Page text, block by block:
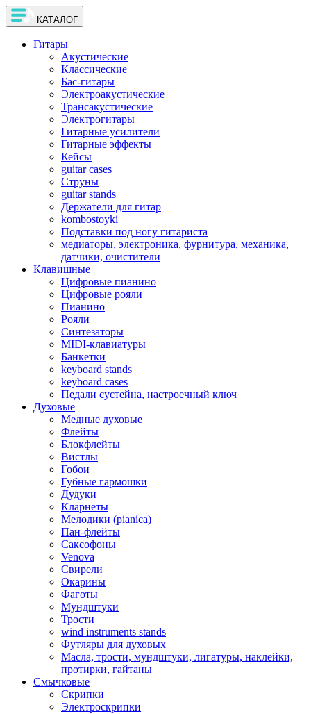
КАТАЛОГ
Гитары
Акустические
Классические
Бас-гитары
Электроакустические
Трансакустические
Электрогитары
Гитарные усилители
Гитарные эффекты
Кейсы
guitar cases
Струны
guitar stands
Держатели для гитар
kombostoyki
Подставки под ногу гитариста
медиаторы, электроника, фурнитура, механика,
датчики, очистители
Клавишные
Цифровые пианино
Цифровые рояли
Пианино
Рояли
Синтезаторы
MIDI-клавиатуры
Банкетки
keyboard stands
keyboard cases
Педали сустейна, настроечный ключ
Духовые
Медные духовые
Флейты
Блокфлейты
Вистлы
Гобои
Губные гармошки
Дудуки
Кларнеты
Мелодики (pianica)
Пан-флейты
Саксофоны
Venova
Свирели
Окарины
Фаготы
Мундштуки
Трости
wind instruments stands
Футляры для духовых
Масла, трости, мундштуки, лигатуры, наклейки,
протирки, гайтаны
Смычковые
Скрипки
Электроскрипки